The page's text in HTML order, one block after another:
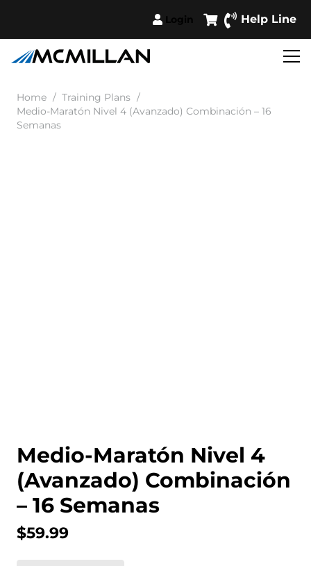
Help Line
Home / Training Plans /
Medio-Maratón Nivel 4 (Avanzado) Combinación – 16
Semanas
Medio-Maratón Nivel 4
(Avanzado) Combinación
– 16 Semanas
$59.99